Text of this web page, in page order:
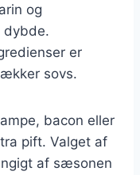
og
dybde.
er
sovs.
bacon eller
pift. Valget af
af sæsonen